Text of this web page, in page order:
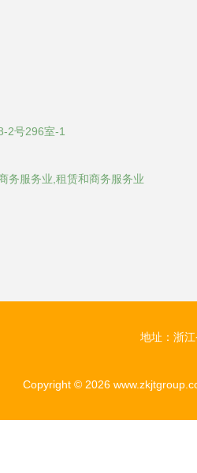
2号296室-1
务服务业,租赁和商务服务业
地址：浙
Copyright © 2026